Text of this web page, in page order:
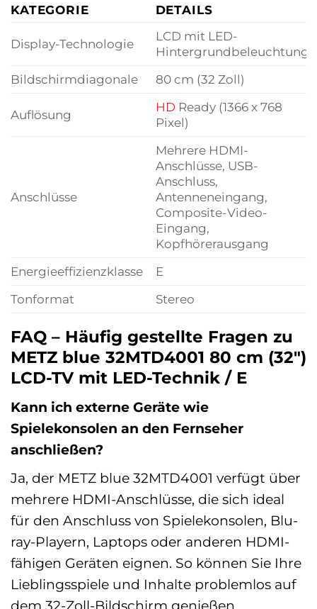
KATEGORIE DETAILS
Display-Technologie
LCD mit LED-
Hintergrundbeleuchtung
Bildschirmdiagonale
80 cm (32 Zoll)
Auflösung
HDReady (1366 x 768
Pixel)
Anschlüsse
Mehrere HDMI-
Anschlüsse, USB-
Anschluss,
Antenneneingang,
Composite-Video-
Eingang,
Kopfhörerausgang
Energieeffizienzklasse
E
Tonformat
Stereo
FAQ – Häufig gestellte Fragen zu
METZ blue 32MTD4001 80 cm (32″)
LCD-TV mit LED-Technik / E
Kann ich externe Geräte wie
Spielekonsolen an den Fernseher
anschließen?
Ja, der METZ blue 32MTD4001 verfügt über
mehrere HDMI-Anschlüsse, die sich ideal
für den Anschluss von Spielekonsolen, Blu-
ray-Playern, Laptops oder anderen HDMI-
fähigen Geräten eignen. So können Sie Ihre
Lieblingsspiele und Inhalte problemlos auf
dem 32-Zoll-Bildschirm genießen.